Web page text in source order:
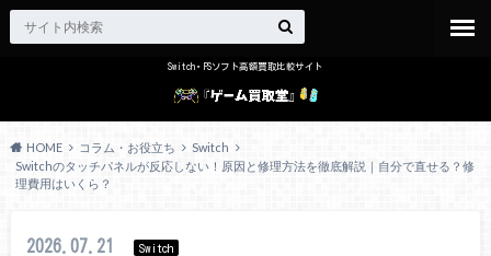
Switch・PSソフト高額買取比較サイト
HOME コラム・お役立ち
Switch
Switchのタッチパネルが反応しない！原因と修理方法を徹底解説｜自分で直せる？修
理費用はいくら？
2026.07.21 Switch